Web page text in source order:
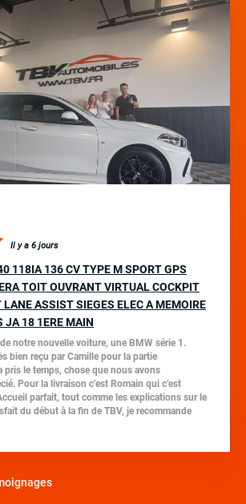
Il y a 6 jours
118IA 136 CV TYPE M SPORT GPS
TOIT OUVRANT VIRTUAL COCKPIT
ASSIST SIEGES ELEC A MEMOIRE
JA 18 1ERE MAIN
notre nouvelle voiture, une BMW série 1.
bien reçu par Camille pour la partie
pris le temps, chose que nous avons
Pour la livraison c’est Romain qui c’est
parfait, tout comme les explications sur le
du début à la fin de TBV, je recommande